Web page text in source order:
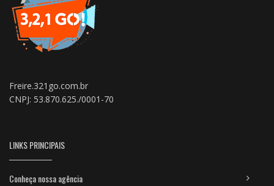
Freire.321go.com.br
CNPJ: 53.870.625./0001-70
LINKS PRINCIPAIS
Conheça nossa agência